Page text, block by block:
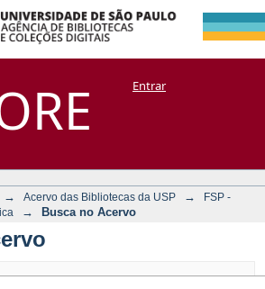
no Acervo
Manakin + CoriscoEntrar
→ Acervo das Bibliotecas da USP →
FSP -
→ Busca no Acervo